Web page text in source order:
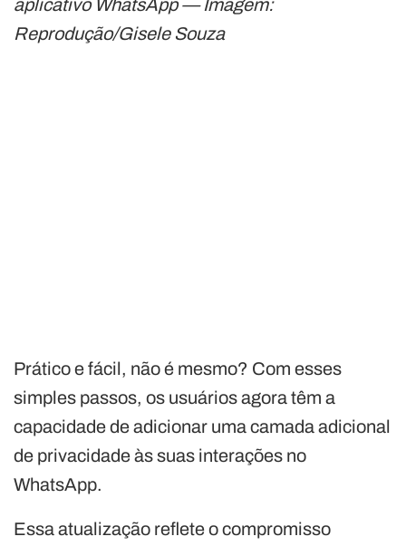
aplicativo WhatsApp — Imagem:
Reprodução/Gisele Souza
Prático e fácil, não é mesmo? Com esses
simples passos, os usuários agora têm a
capacidade de adicionar uma camada adicional
de privacidade às suas interações no
WhatsApp.
Essa atualização reflete o compromisso